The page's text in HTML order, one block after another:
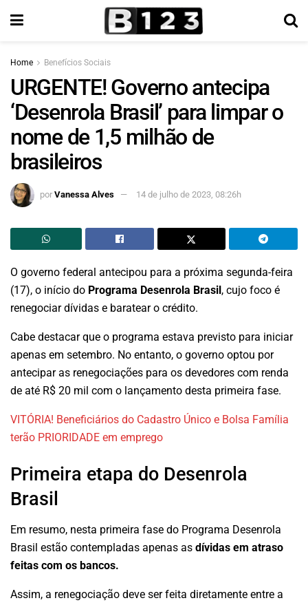
Home Benefícios Sociais
URGENTE! Governo antecipa
‘Desenrola Brasil’ para limpar o
nome de 1,5 milhão de
brasileiros
por Vanessa Alves 14 de julho de 2023, 08:26h
O governo federal antecipou para a próxima segunda-feira
(17), o início do Programa Desenrola Brasil, cujo foco é
renegociar dívidas e baratear o crédito.
Cabe destacar que o programa estava previsto para iniciar
apenas em setembro. No entanto, o governo optou por
antecipar as renegociações para os devedores com renda
de até R$ 20 mil com o lançamento desta primeira fase.
VITÓRIA! Beneficiários do Cadastro Único e Bolsa Família
terão PRIORIDADE em emprego
Primeira etapa do Desenrola
Brasil
Em resumo, nesta primeira fase do Programa Desenrola
Brasil estão contempladas apenas as dívidas em atraso
feitas com os bancos.
Assim, a renegociação deve ser feita diretamente entre a